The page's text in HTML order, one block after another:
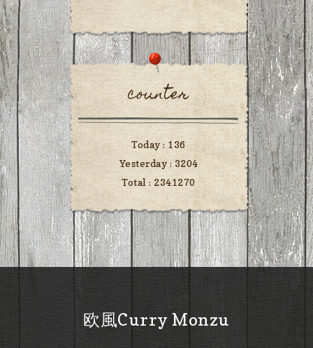
counter
Today : 136
Yesterday : 3204
Total : 2341270
欧風Curry Monzu